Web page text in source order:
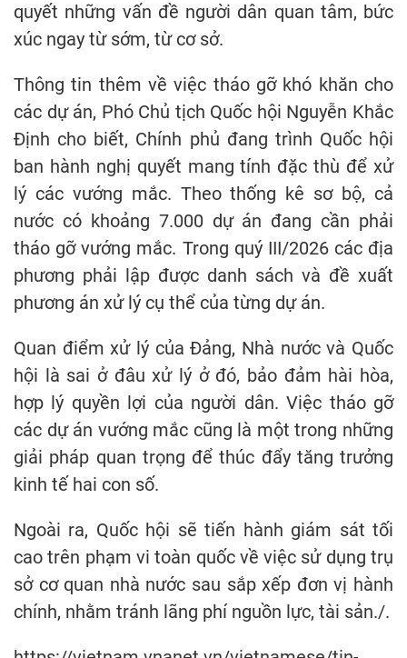
quyết những vấn đề người dân quan tâm, bức
xúc ngay từ sớm, từ cơ sở.
Thông tin thêm về việc tháo gỡ khó khăn cho
các dự án, Phó Chủ tịch Quốc hội Nguyễn Khắc
Định cho biết, Chính phủ đang trình Quốc hội
ban hành nghị quyết mang tính đặc thù để xử
lý các vướng mắc. Theo thống kê sơ bộ, cả
nước có khoảng 7.000 dự án đang cần phải
tháo gỡ vướng mắc. Trong quý III/2026 các địa
phương phải lập được danh sách và đề xuất
phương án xử lý cụ thể của từng dự án.
Quan điểm xử lý của Đảng, Nhà nước và Quốc
hội là sai ở đâu xử lý ở đó, bảo đảm hài hòa,
hợp lý quyền lợi của người dân. Việc tháo gỡ
các dự án vướng mắc cũng là một trong những
giải pháp quan trọng để thúc đẩy tăng trưởng
kinh tế hai con số.
Ngoài ra, Quốc hội sẽ tiến hành giám sát tối
cao trên phạm vi toàn quốc về việc sử dụng trụ
sở cơ quan nhà nước sau sắp xếp đơn vị hành
chính, nhằm tránh lãng phí nguồn lực, tài sản./.